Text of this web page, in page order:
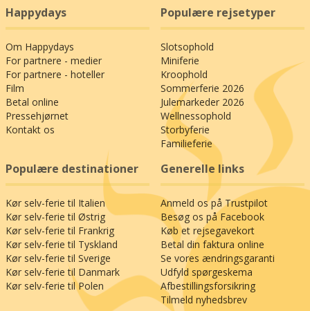
Happydays
Om Happydays
For partnere - medier
For partnere - hoteller
Film
Betal online
Pressehjørnet
Kontakt os
Populære rejsetyper
Slotsophold
Miniferie
Kroophold
Sommerferie 2026
Julemarkeder 2026
Wellnessophold
Storbyferie
Familieferie
Populære destinationer
Kør selv-ferie til Italien
Kør selv-ferie til Østrig
Kør selv-ferie til Frankrig
Kør selv-ferie til Tyskland
Kør selv-ferie til Sverige
Kør selv-ferie til Danmark
Kør selv-ferie til Polen
Generelle links
Anmeld os på Trustpilot
Besøg os på Facebook
Køb et rejsegavekort
Betal din faktura online
Se vores ændringsgaranti
Udfyld spørgeskema
Afbestillingsforsikring
Tilmeld nyhedsbrev